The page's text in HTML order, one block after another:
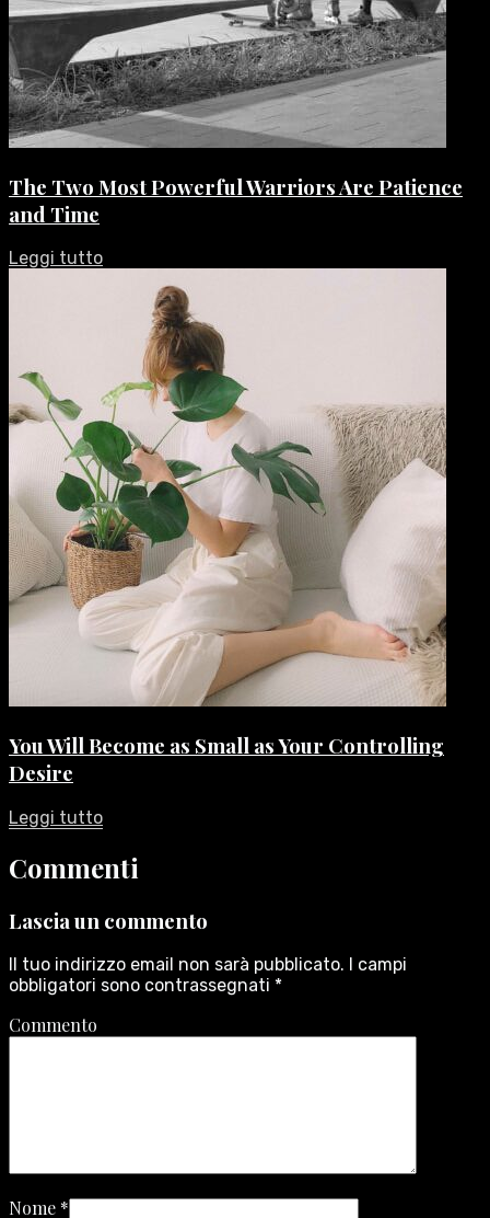
The Two Most Powerful Warriors Are Patience
and Time
Leggi tutto
You Will Become as Small as Your Controlling
Desire
Leggi tutto
Commenti
Lascia un commento
Il tuo indirizzo email non sarà pubblicato.
I campi
obbligatori sono contrassegnati *
Commento
Nome *